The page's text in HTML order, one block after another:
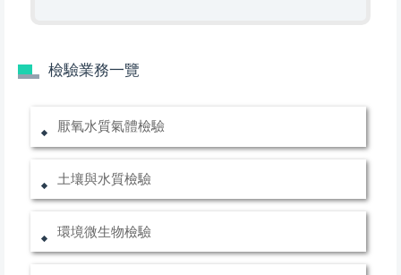
檢驗業務一覽
厭氧水質氣體檢驗
土壤與水質檢驗
環境微生物檢驗